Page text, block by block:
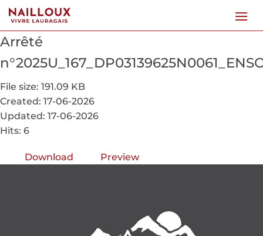
Arrêté
File size: 191.09 KB
Created: 17-06-2026
Updated: 17-06-2026
Hits: 6
Download Preview